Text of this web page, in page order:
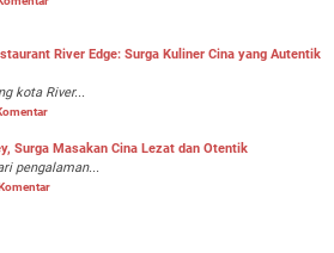
River Edge: Surga Kuliner Cina yang Autentik
kota River...
Surga Masakan Cina Lezat dan Otentik
pengalaman...